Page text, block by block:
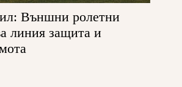
Външни ролетни
линия защита и